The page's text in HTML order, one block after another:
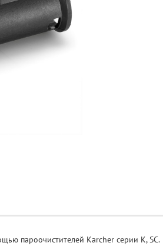
пароочистителей Karcher серии K, SC.